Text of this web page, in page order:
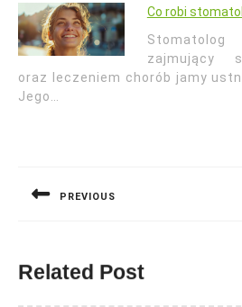
Co robi
zajmujący
oraz leczeniem chorób jamy
Jego…
PREVIOUS
Related Post